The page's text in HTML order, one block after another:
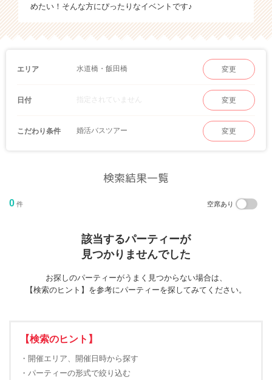
めたい！そんな方にぴったりなイベントです♪
エリア 水道橋・飯田橋 変更
日付 指定されていません 変更
こだわり条件 婚活バスツアー 変更
検索結果一覧
0 件 空席あり
該当するパーティーが
見つかりませんでした
お探しのパーティーがうまく見つからない場合は、
【検索のヒント】を参考にパーティーを探してみてください。
【検索のヒント】
・開催エリア、開催日時から探す
・パーティーの形式で絞り込む